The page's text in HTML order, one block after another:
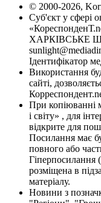
© 2000-2026,
Суб'єкт у сфері
ХАРКІВСЬКЕ
Ідентифікатор
Використання
сайті,
При копіюванні
і світу» , для
відкрите для
Посилання має
повного або
Гіперпосилання
розміщена в
матеріалу.
Новини з